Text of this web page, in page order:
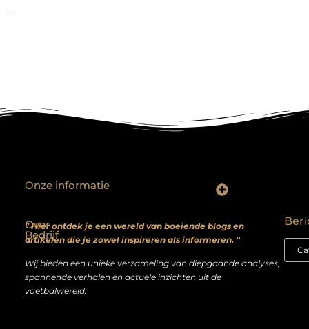
Over
Bedrijf
” Hier ontdek je een wereld van boeiende blogs en
artikelen die je zowel inspireren als informeren. “
Wij bieden een unieke verzameling van diepgaande analyses,
spannende verhalen en actuele inzichten uit de
voetbalwereld.
Onze informatie